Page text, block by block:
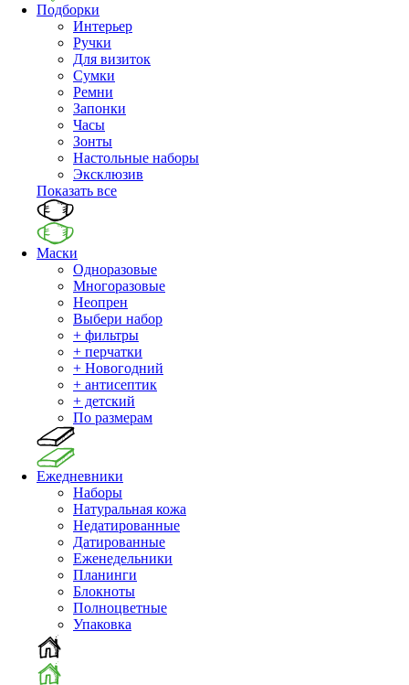
Подборки
Интерьер
Ручки
Для визиток
Сумки
Ремни
Запонки
Часы
Зонты
Настольные наборы
Эксклюзив
Показать все
Маски
Одноразовые
Многоразовые
Неопрен
Выбери набор
+ фильтры
+ перчатки
+ Новогодний
+ антисептик
+ детский
По размерам
Ежедневники
Наборы
Натуральная кожа
Недатированные
Датированные
Еженедельники
Планинги
Блокноты
Полноцветные
Упаковка